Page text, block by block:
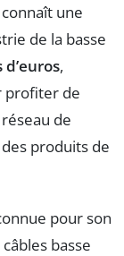
une
de la basse
,
profiter de
de
produits de
pour son
basse